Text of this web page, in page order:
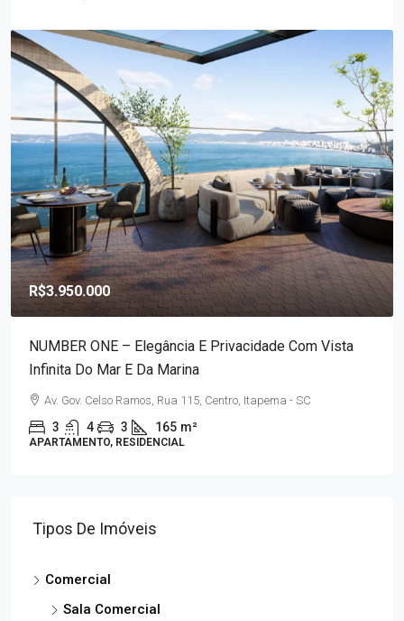
R$3.950.000
NUMBER ONE – Elegância E Privacidade Com Vista
Infinita Do Mar E Da Marina
Av. Gov. Celso Ramos, Rua 115, Centro, Itapema - SC
3 4 3 165 m²
APARTAMENTO, RESIDENCIAL
Tipos De Imóveis
Comercial
Sala Comercial